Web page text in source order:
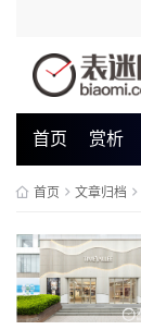
首页 赏析
首页 文章归档